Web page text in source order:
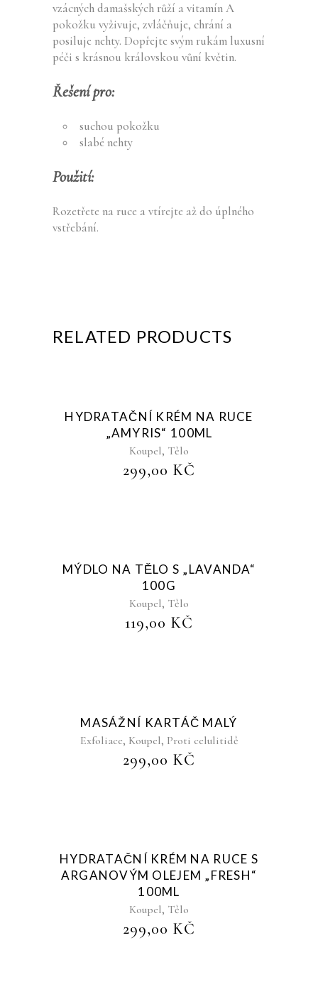
vzácných damašských růží a vitamín A
pokožku vyživuje, zvláčňuje, chrání a
posiluje nehty. Dopřejte svým rukám luxusní
péči s krásnou královskou vůní květin.
Řešení pro:
suchou pokožku
slabé nehty
Použití:
Rozetřete na ruce a vtírejte až do úplného
vstřebání.
RELATED PRODUCTS
Sold
HYDRATAČNÍ KRÉM NA RUCE
„AMYRIS“ 100ML
Koupel, Tělo
299,00 KČ
Sold
MÝDLO NA TĚLO S „LAVANDA“
100G
Koupel, Tělo
119,00 KČ
Sold
MASÁŽNÍ KARTÁČ MALÝ
Exfoliace, Koupel, Proti celulitidě
299,00 KČ
Sold
HYDRATAČNÍ KRÉM NA RUCE S
ARGANOVÝM OLEJEM „FRESH“
100ML
Koupel, Tělo
299,00 KČ